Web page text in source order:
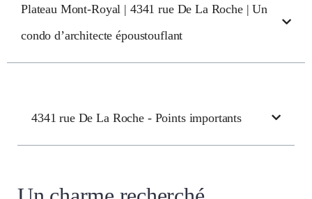
Plateau Mont-Royal | 4341 rue De La Roche | Un
condo d’architecte époustouflant
4341 rue De La Roche - Points importants